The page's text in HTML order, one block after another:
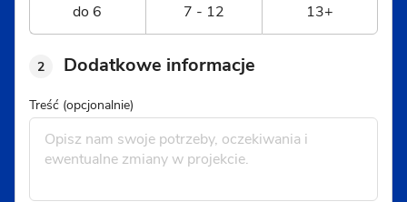
do 6 7 - 12 13+
2 Dodatkowe informacje
Treść (opcjonalnie)